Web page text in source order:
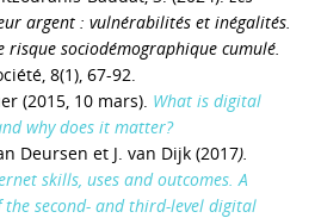
argent : vulnérabilités et inégalités.
risque sociodémographique cumulé.
8(1), 67-92.
(2015, 10 mars). What is digital
why does it matter?
Deursen et J. van Dijk (2017).
skills, uses and outcomes. A
the second- and third-level digital